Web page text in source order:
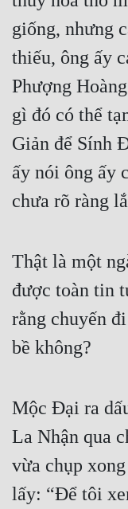
giống, nhưng
thiếu, ông ấy
Phượng
gì đó có thể
Giản để Sính
ấy nói ông ấy
chưa rõ ràng
Thật là một
được toàn tin
rằng chuyến
bề không?
Mộc Đại ra
La Nhận qua
vừa chụp
lấy: “Để tôi